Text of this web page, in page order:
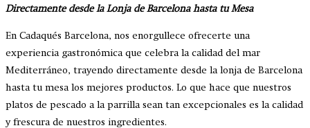
Directamente desde la Lonja de Barcelona hasta tu Mesa
En Cadaqués Barcelona, nos enorgullece ofrecerte una
experiencia gastronómica que celebra la calidad del mar
Mediterráneo, trayendo directamente desde la lonja de Barcelona
hasta tu mesa los mejores productos. Lo que hace que nuestros
platos de pescado a la parrilla sean tan excepcionales es la calidad
y frescura de nuestros ingredientes.